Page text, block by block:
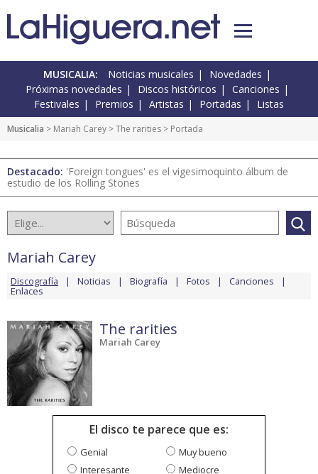
MUSICALIA: Noticias musicales
Novedades
Próximas novedades
Discos históricos
Canciones
Festivales
Premios Artistas Portadas Listas
Musicalia > Mariah Carey >The rarities > Portada
Destacado: 'Foreign tongues' es el vigesimoquinto álbum de
estudio de los Rolling Stones
Mariah Carey
Discografía Noticias Biografía Fotos Canciones
Enlaces
The rarities
Mariah Carey
El disco te parece que es:
Genial
Muy bueno
Interesante
Mediocre